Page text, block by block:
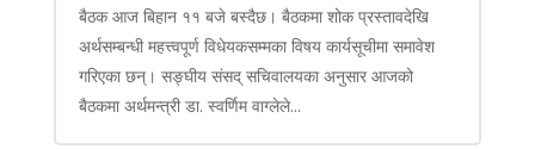
बैठक आज बिहान ११ बजे बस्दैछ। बैठकमा शोक प्रस्तावदेखि
अर्थसम्बन्धी महत्त्वपूर्ण विधेयकसम्मका विषय कार्यसूचीमा समावेश
गरिएका छन्। सङ्घीय संसद् सचिवालयका अनुसार आजको
बैठकमा अर्थमन्त्री डा. स्वर्णिम वाग्लेले...